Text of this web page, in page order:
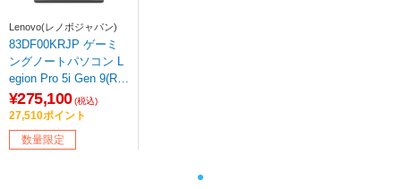
Lenovo(レノボジャパン)
83DF00KRJP ゲーミ
ングノートパソコン L
egion Pro 5i Gen 9(RT
X 4060) オニキスグレ
ー ［16.0型 /Windows1
1 Home /intel Core i7 /
メモリ：16GB /SSD：
¥275,100 (税込)
27,510ポイント
数量限定